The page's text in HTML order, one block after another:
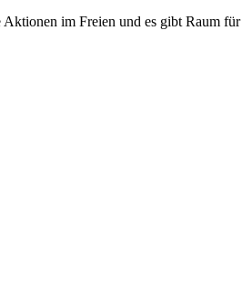
im Freien und es gibt Raum für